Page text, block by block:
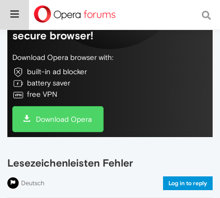
Do more on the web, with a fast and
secure browser!
Download Opera browser with:
built-in ad blocker
battery saver
free VPN
Download Opera
Lesezeichenleisten Fehler
Deutsch Log in to reply